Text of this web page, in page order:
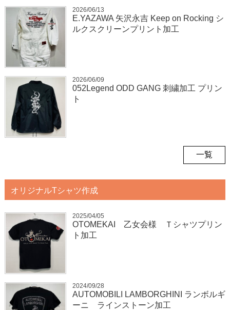
2026/06/13
E.YAZAWA 矢沢永吉 Keep on Rocking シ
ルクスクリーンプリント加工
2026/06/09
052Legend ODD GANG 刺繍加工 プリン
ト
一覧
オリジナルTシャツ作成
2025/04/05
OTOMEKAI 乙女会様 Ｔシャツプリン
ト加工
2024/09/28
AUTOMOBILI LAMBORGHINI ランボルギ
ーニ ラインストーン加工